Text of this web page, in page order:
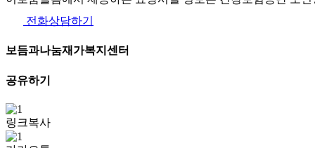
전화상담하기
보듬과나눔재가복지센터
공유하기
링크복사